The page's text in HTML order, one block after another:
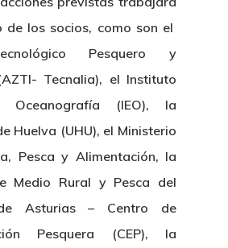
de los socios, como son el
Pesquero y
Tecnalia), el Instituto
Oceanografía (IEO), la
Huelva (UHU), el Ministerio
Pesca y Alimentación, la
Medio Rural y Pesca del
Asturias – Centro de
Pesquera (CEP), la